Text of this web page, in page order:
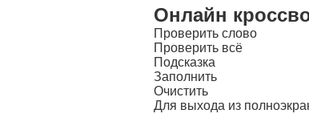
Онлайн
Проверить слово
Проверить всё
Подсказка
Заполнить
Очистить
Для выхода из